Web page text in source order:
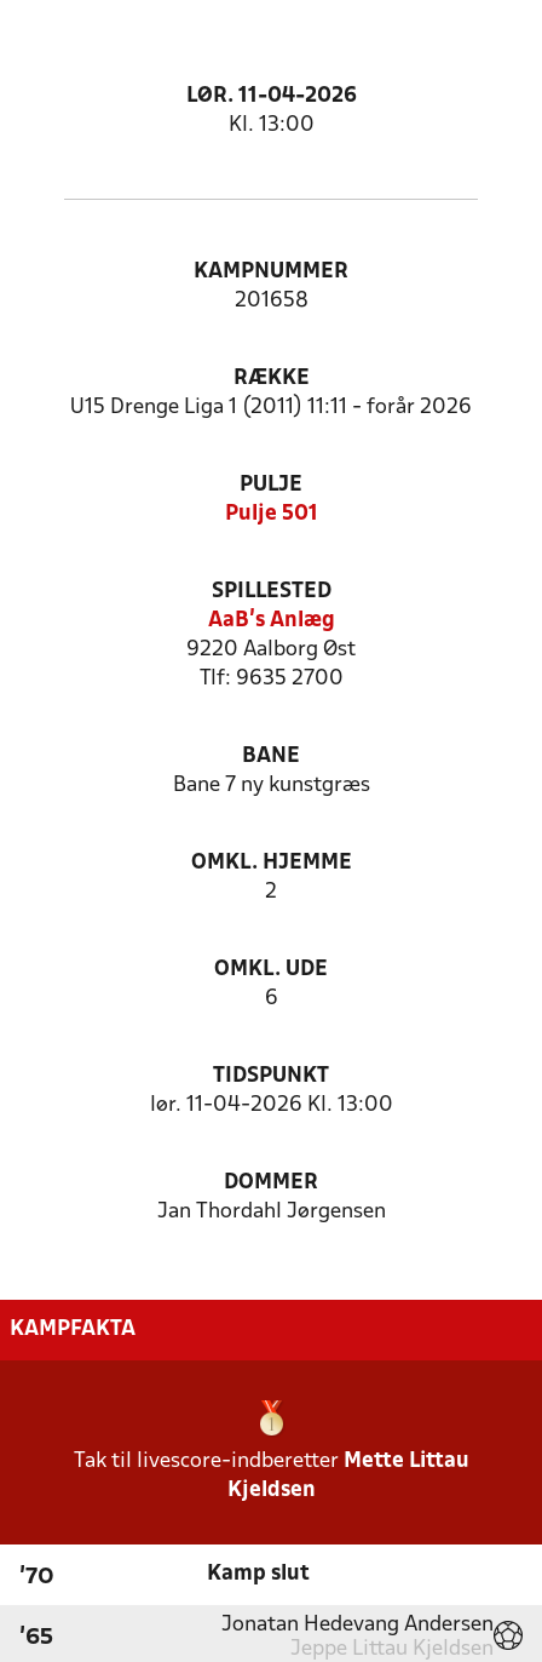
LØR. 11-04-2026
Kl. 13:00
KAMPNUMMER
201658
RÆKKE
U15 Drenge Liga 1 (2011) 11:11 - forår 2026
PULJE
Pulje 501
SPILLESTED
AaB's Anlæg
9220 Aalborg Øst
Tlf: 9635 2700
BANE
Bane 7 ny kunstgræs
OMKL. HJEMME
2
OMKL. UDE
6
TIDSPUNKT
lør. 11-04-2026 Kl. 13:00
DOMMER
Jan Thordahl Jørgensen
KAMPFAKTA
Tak til livescore-indberetter Mette Littau
Kjeldsen
'70 Kamp slut
'65
Jonatan Hedevang Andersen
Jeppe Littau Kjeldsen